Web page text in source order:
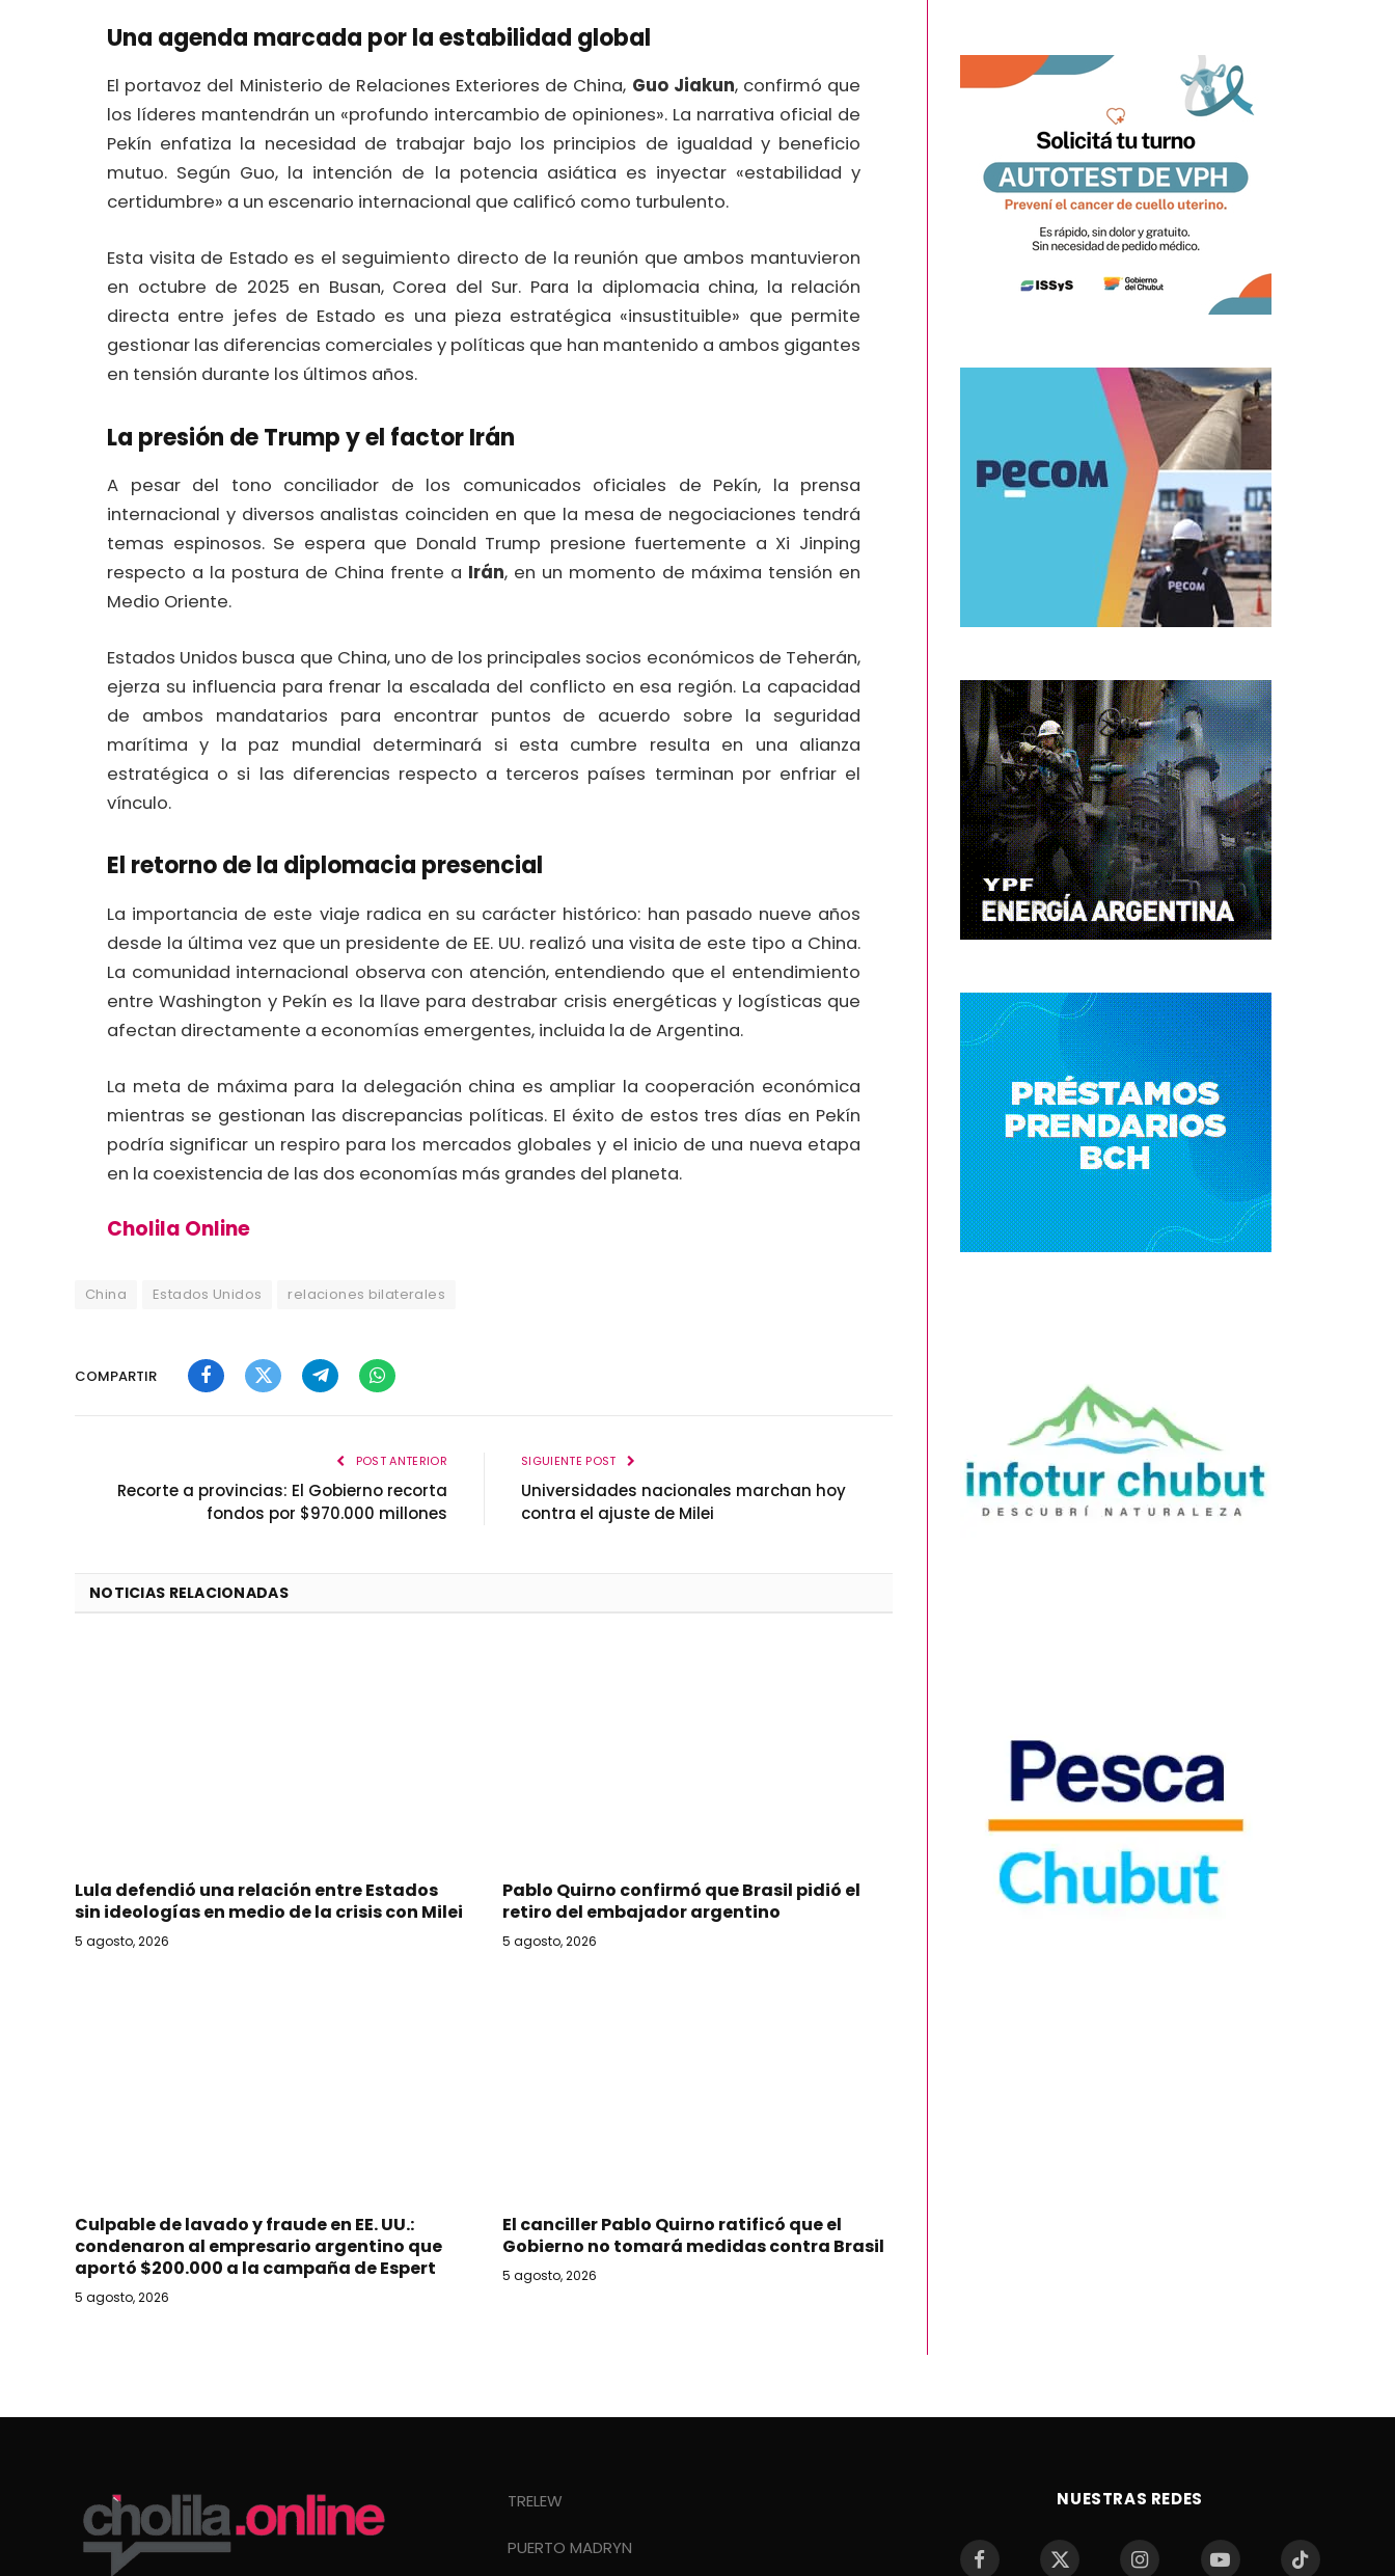
Una agenda marcada por la estabilidad global
El portavoz del Ministerio de Relaciones Exteriores de China, Guo Jiakun, confirmó que
los líderes mantendrán un «profundo intercambio de opiniones». La narrativa oficial de
Pekín enfatiza la necesidad de trabajar bajo los principios de igualdad y beneficio
mutuo. Según Guo, la intención de la potencia asiática es inyectar «estabilidad y
certidumbre» a un escenario internacional que calificó como turbulento.
Esta visita de Estado es el seguimiento directo de la reunión que ambos mantuvieron
en octubre de 2025 en Busan, Corea del Sur. Para la diplomacia china, la relación
directa entre jefes de Estado es una pieza estratégica «insustituible» que permite
gestionar las diferencias comerciales y políticas que han mantenido a ambos gigantes
en tensión durante los últimos años.
La presión de Trump y el factor Irán
A pesar del tono conciliador de los comunicados oficiales de Pekín, la prensa
internacional y diversos analistas coinciden en que la mesa de negociaciones tendrá
temas espinosos. Se espera que Donald Trump presione fuertemente a Xi Jinping
respecto a la postura de China frente a Irán, en un momento de máxima tensión en
Medio Oriente.
Estados Unidos busca que China, uno de los principales socios económicos de Teherán,
ejerza su influencia para frenar la escalada del conflicto en esa región. La capacidad
de ambos mandatarios para encontrar puntos de acuerdo sobre la seguridad
marítima y la paz mundial determinará si esta cumbre resulta en una alianza
estratégica o si las diferencias respecto a terceros países terminan por enfriar el
vínculo.
El retorno de la diplomacia presencial
La importancia de este viaje radica en su carácter histórico: han pasado nueve años
desde la última vez que un presidente de EE. UU. realizó una visita de este tipo a China.
La comunidad internacional observa con atención, entendiendo que el entendimiento
entre Washington y Pekín es la llave para destrabar crisis energéticas y logísticas que
afectan directamente a economías emergentes, incluida la de Argentina.
La meta de máxima para la delegación china es ampliar la cooperación económica
mientras se gestionan las discrepancias políticas. El éxito de estos tres días en Pekín
podría significar un respiro para los mercados globales y el inicio de una nueva etapa
en la coexistencia de las dos economías más grandes del planeta.
Cholila Online
China Estados Unidos relaciones bilaterales
COMPARTIR
FacebookTwitterTelegramWhatsApp
POST ANTERIOR
Recorte a provincias: El Gobierno recorta
fondos por $970.000 millones
SIGUIENTE POST
Universidades nacionales marchan hoy
contra el ajuste de Milei
NOTICIAS RELACIONADAS
Lula defendió una relación entre Estados
sin ideologías en medio de la crisis con Milei
5 agosto, 2026
Pablo Quirno confirmó que Brasil pidió el
retiro del embajador argentino
5 agosto, 2026
Culpable de lavado y fraude en EE. UU.:
condenaron al empresario argentino que
aportó $200.000 a la campaña de Espert
5 agosto, 2026
El canciller Pablo Quirno ratificó que el
Gobierno no tomará medidas contra Brasil
5 agosto, 2026
TRELEW
PUERTO MADRYN
NUESTRAS REDES
Facebook X InstagramYouTube TikTok